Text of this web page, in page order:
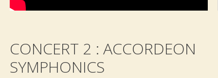
CONCERT 2 : ACCORDEON
SYMPHONICS